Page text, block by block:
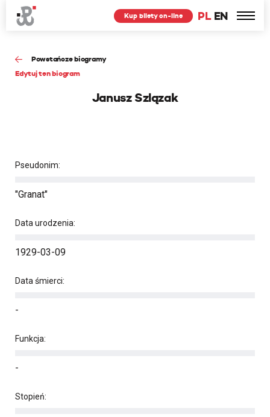
PL EN
Kup bilety on-line
Powstańcze biogramy
Edytuj ten biogram
Janusz Szlązak
Pseudonim:
"Granat"
Data urodzenia:
1929-03-09
Data śmierci:
-
Funkcja:
-
Stopień: